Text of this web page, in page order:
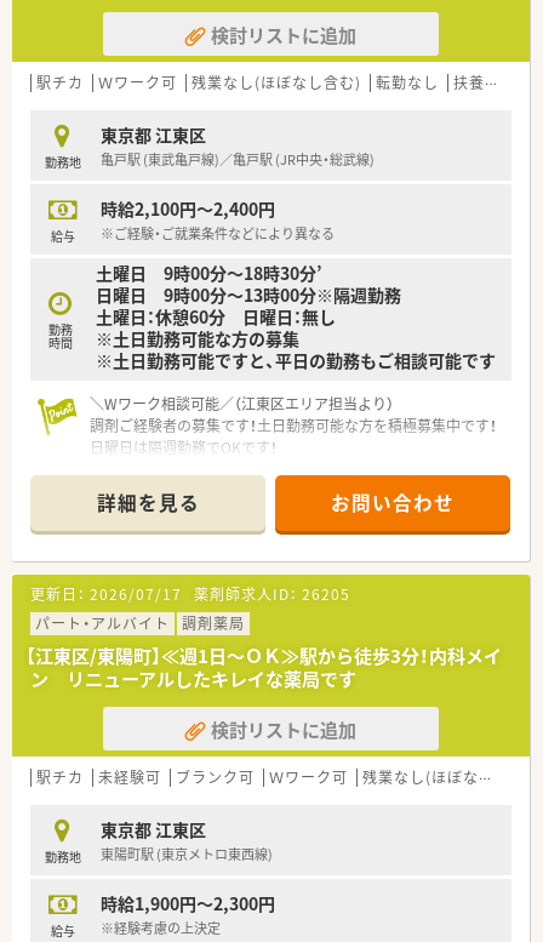
検討リストに追加
駅チカ Ｗワーク可 残業なし(ほぼなし含む) 転勤なし 扶養内勤務OK
勤務地
東京都 江東区
亀戸駅 (東武亀戸線)／亀戸駅 (JR中央・総武線)
給与
時給2,100円～2,400円
※ご経験・ご就業条件などにより異なる
勤務
時間
土曜日 9時00分～18時30分’
日曜日 9時00分～13時00分※隔週勤務
土曜日：休憩60分 日曜日：無し
※土日勤務可能な方の募集
※土日勤務可能ですと、平日の勤務もご相談可能です
＼Wワーク相談可能／（江東区エリア担当より）
調剤ご経験者の募集です！土日勤務可能な方を積極募集中です！
日曜日は隔週勤務でOKです！
【店舗情報ついて】
■最寄りの亀戸駅から徒歩4分という好立地にあり、毎日の通勤
負担が少なく通いやすい調剤薬局です。
■内科や耳鼻科、精神科をメインに応需しており、1日あたり70
枚～80枚の処方箋に対応しています。
【法人特徴について】
■東京都と神奈川県において計2店舗の調剤薬局を展開してお
り、地域に密着した医療サービスを提供しています。
■自分のゴールを見据えて仕事を通じて人間的な成長を続ける
ことを経営理念に掲げている成長企業です。
■代表自身が薬剤師として現場に立って管理業務を行っている
ため、現場の意見が通りやすい風通しの良い会社です。
【求人について】
■日曜日に勤務していただける場合は時給2,400円となるため、
効率よく高収入を得たい方におすすめです。
（隔週）のご勤務となります。
■土日勤務ができる方であれば、平日フルタイム勤務についても
詳細を見る お問い合わせ
更新日： 2026/07/17 薬剤師求人ID： 26205
パート・アルバイト
調剤薬局
【江東区/東陽町】≪週1日～ＯＫ≫駅から徒歩3分！内科メイ
ン リニューアルしたキレイな薬局です
検討リストに追加
駅チカ 未経験可 ブランク可 Ｗワーク可 残業なし(ほぼなし含む)
勤務地
東京都 江東区
東陽町駅 (東京メトロ東西線)
給与
時給1,900円～2,300円
※経験考慮の上決定